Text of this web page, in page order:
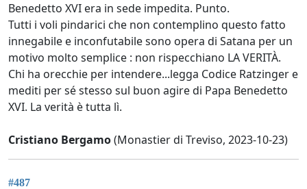
Benedetto XVI era in sede impedita. Punto.
Tutti i voli pindarici che non contemplino questo fatto
innegabile e inconfutabile sono opera di Satana per un
motivo molto semplice : non rispecchiano LA VERITÀ.
Chi ha orecchie per intendere...legga Codice Ratzinger e
mediti per sé stesso sul buon agire di Papa Benedetto
XVI. La verità è tutta lì.
Cristiano Bergamo(Monastier di Treviso, 2023-10-23)
#487